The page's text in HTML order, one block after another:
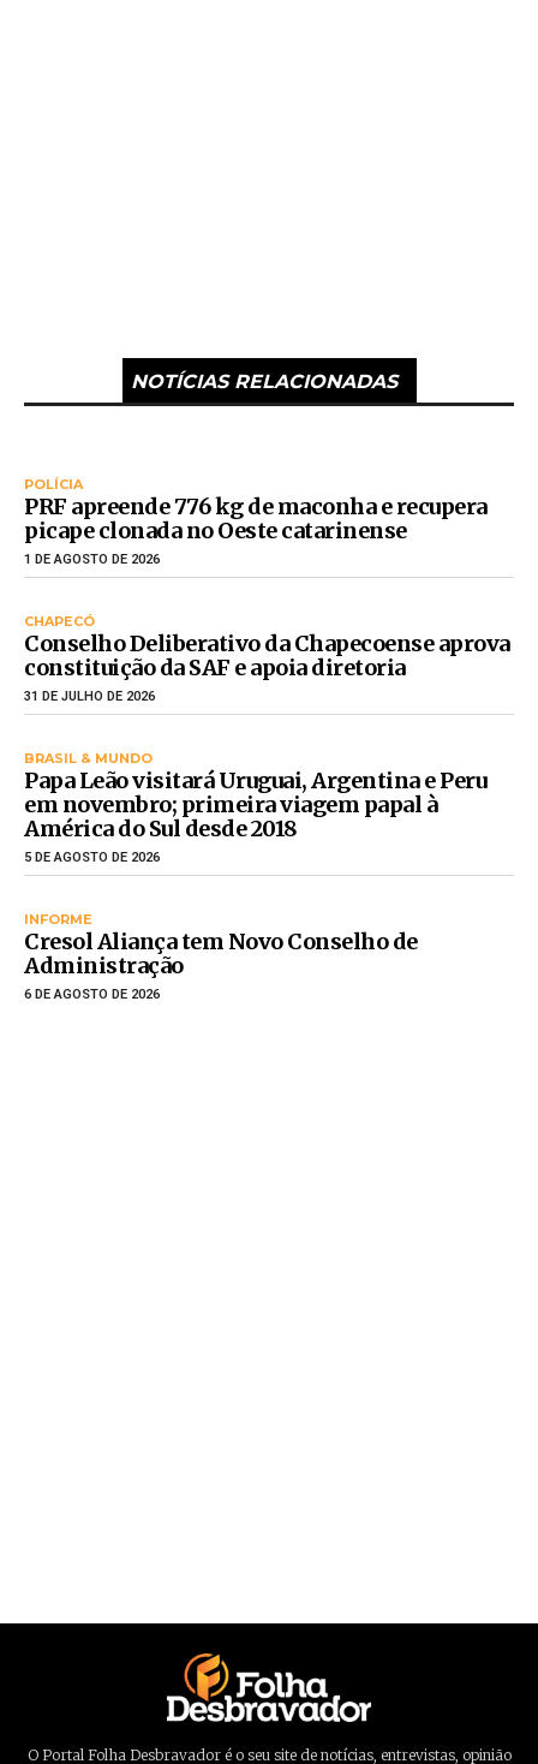
NOTÍCIAS RELACIONADAS
POLÍCIA
PRF apreende 776 kg de maconha e recupera
picape clonada no Oeste catarinense
1 DE AGOSTO DE 2026
CHAPECÓ
Conselho Deliberativo da Chapecoense aprova
constituição da SAF e apoia diretoria
31 DE JULHO DE 2026
BRASIL & MUNDO
Papa Leão visitará Uruguai, Argentina e Peru
em novembro; primeira viagem papal à
América do Sul desde 2018
5 DE AGOSTO DE 2026
INFORME
Cresol Aliança tem Novo Conselho de
Administração
6 DE AGOSTO DE 2026
O Portal Folha Desbravador é o seu site de notícias, entrevistas, opinião